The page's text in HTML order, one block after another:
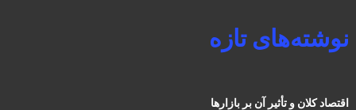
نوشته‌های تازه
اقتصاد کلان و تأثیر آن بر بازارها